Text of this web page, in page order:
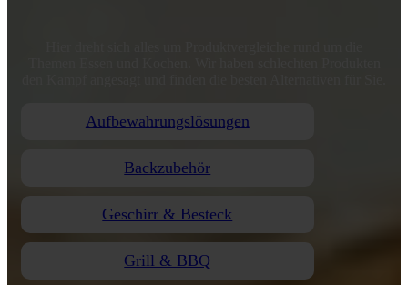
Aufbewahrungslösungen
Backzubehör
Geschirr & Besteck
Grill & BBQ